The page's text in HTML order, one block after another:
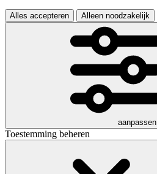
Alles accepteren Alleen noodzakelijk
aanpassen
Toestemming beheren